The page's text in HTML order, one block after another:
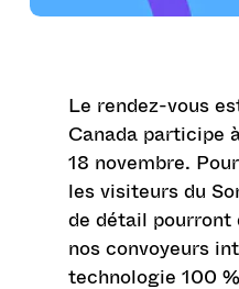
Le rendez-vous
Canada participe
18 novembre.
les visiteurs du
de détail
nos convoyeurs
technologie 100